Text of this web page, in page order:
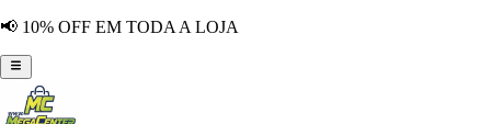
📢 10% OFF EM TODA A LOJA